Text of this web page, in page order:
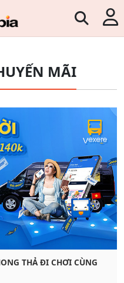
MÃI
THẢ ĐI CHƠI CÙNG